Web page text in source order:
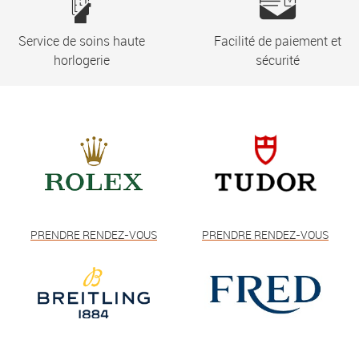
Service de soins haute
horlogerie
Facilité de paiement et
sécurité
PRENDRE RENDEZ-VOUS PRENDRE RENDEZ-VOUS